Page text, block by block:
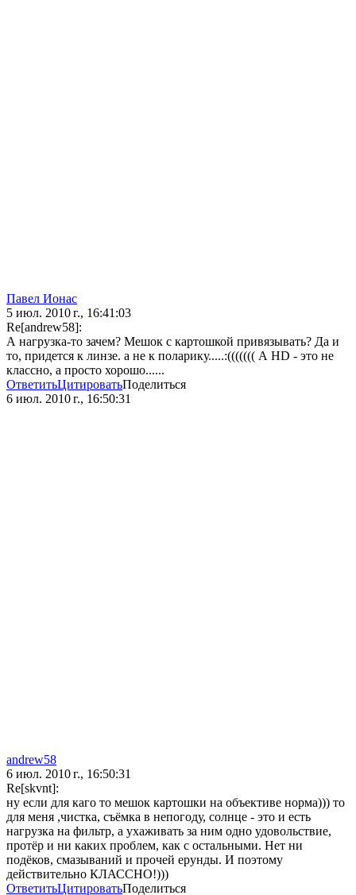
Павел Ионас
5 июл. 2010 г., 16:41:03
Re[andrew58]:
А нагрузка-то зачем? Мешок с картошкой привязывать? Да и
то, придется к линзе. а не к поларику.....:((((((( А HD - это не
классно, а просто хорошо......
ОтветитьЦитироватьПоделиться
6 июл. 2010 г., 16:50:31
andrew58
6 июл. 2010 г., 16:50:31
Re[skvnt]:
ну если для каго то мешок картошки на объективе норма))) то
для меня ,чистка, съёмка в непогоду, солнце - это и есть
нагрузка на фильтр, а ухаживать за ним одно удовольствие,
протёр и ни каких проблем, как с остальными. Нет ни
подёков, смазываний и прочей ерунды. И поэтому
действительно КЛАССНО!)))
ОтветитьЦитироватьПоделиться